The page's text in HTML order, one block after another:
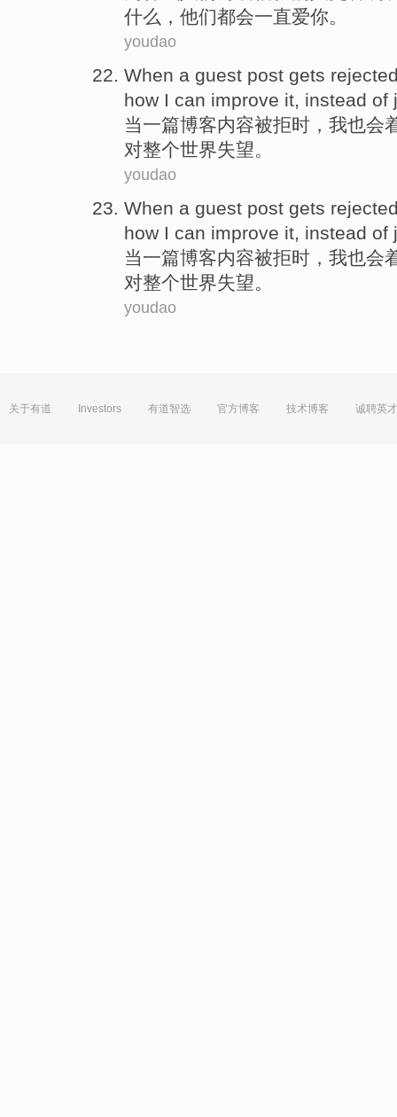
什么 ， 他们都会一直爱你。
youdao
When a guest post gets
how I can improve it, instead of
当一篇博客内容被拒时， 我也会
对整个世界失望。
youdao
When a guest post gets
how I can improve it instead of
当一篇博客内容被拒时， 我也会
对整个世界失望 。
youdao
关于有道 Investors 有道智选 官方博客 技术博客 诚聘英才